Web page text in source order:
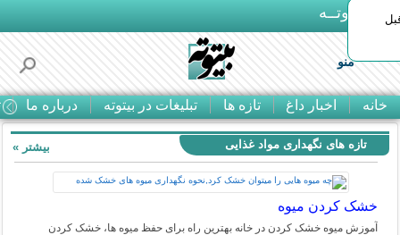
بـیتوتــه
منو
خانه اخبار داغ تازه ها تبلیغات در بیتوته درباره ما
تازه های نگهداری مواد غذایی
خشک کردن میوه
آموزش میوه خشک کردن در خانه بهترین راه برای حفظ میوه ها، خشک کردن
بیشتر »